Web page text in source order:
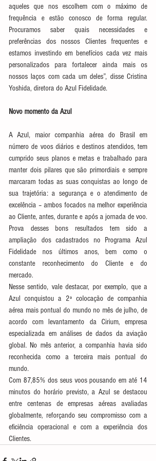
aqueles que nos escolhem com o máximo de
frequência e estão conosco de forma regular.
Procuramos saber quais necessidades e
preferências dos nossos Clientes frequentes e
estamos investindo em benefícios cada vez mais
personalizados para fortalecer ainda mais os
nossos laços com cada um deles”, disse Cristina
Yoshida, diretora do Azul Fidelidade.
Novo momento da Azul
A Azul, maior companhia aérea do Brasil em
número de voos diários e destinos atendidos, tem
cumprido seus planos e metas e trabalhado para
manter dois pilares que são primordiais e sempre
marcaram todas as suas conquistas ao longo de
sua trajetória: a segurança e o atendimento de
excelência – ambos focados na melhor experiência
ao Cliente, antes, durante e após a jornada de voo.
Prova desses bons resultados tem sido a
ampliação dos cadastrados no Programa Azul
Fidelidade nos últimos anos, bem como o
constante reconhecimento do Cliente e do
mercado.
Nesse sentido, vale destacar, por exemplo, que a
Azul conquistou a 2ª colocação de companhia
aérea mais pontual do mundo no mês de julho, de
acordo com levantamento da Cirium, empresa
especializada em análises de dados da aviação
global. No mês anterior, a companhia havia sido
reconhecida como a terceira mais pontual do
mundo.
Com 87,85% dos seus voos pousando em até 14
minutos do horário previsto, a Azul se destacou
entre centenas de empresas aéreas avaliadas
globalmente, reforçando seu compromisso com a
eficiência operacional e com a experiência dos
Clientes.